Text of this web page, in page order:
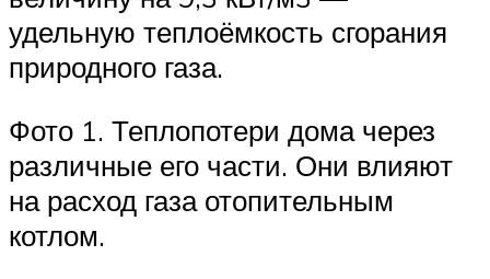
удельную теплоёмкость сгорания
природного газа.
Фото 1. Теплопотери дома через
различные его части. Они влияют
на расход газа отопительным
котлом.